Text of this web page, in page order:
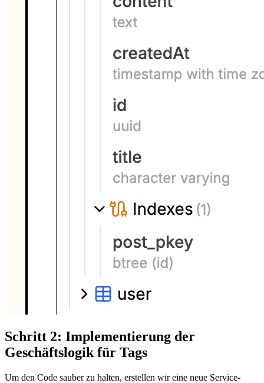
Schritt 2: Implementierung der
Geschäftslogik für Tags
Um den Code sauber zu halten, erstellen wir eine neue Service-